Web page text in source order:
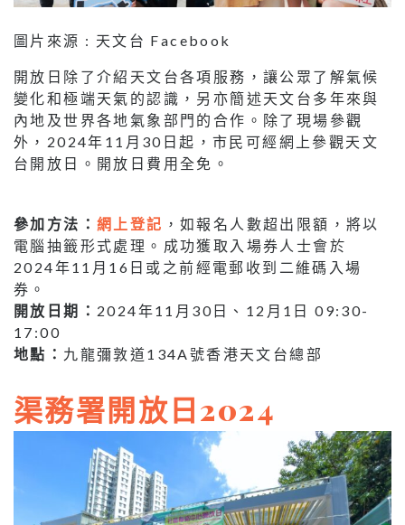
圖片來源 : 天文台 Facebook
開放日除了介紹天文台各項服務，讓公眾了解氣候
變化和極端天氣的認識，另亦簡述天文台多年來與
內地及世界各地氣象部門的合作。除了現場參觀
外，2024年11月30日起，市民可經網上參觀天文
台開放日。開放日費用全免。
參加方法： 網上登記 ，如報名人數超出限額，將以
電腦抽籤形式處理。成功獲取入場券人士會於
2024年11月16日或之前經電郵收到二維碼入場
券。
開放日期： 2024年11月30日、12月1日 09:30-
17:00
地點： 九龍彌敦道134A號香港天文台總部
渠務署開放日2024